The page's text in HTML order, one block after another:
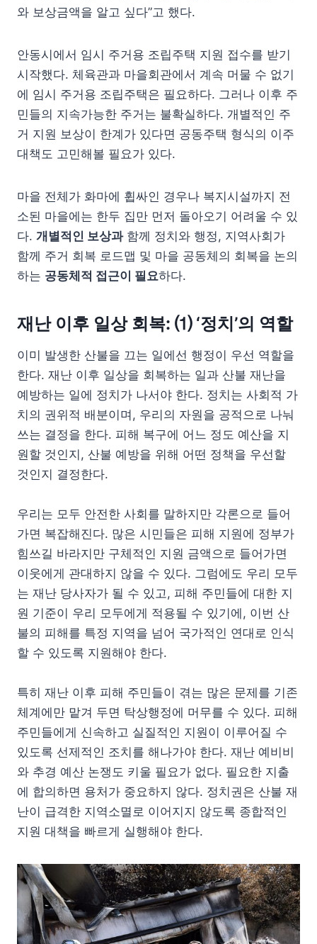
와 보상금액을 알고 싶다”고 했다.
안동시에서 임시 주거용 조립주택 지원 접수를 받기
시작했다. 체육관과 마을회관에서 계속 머물 수 없기
에 임시 주거용 조립주택은 필요하다. 그러나 이후 주
민들의 지속가능한 주거는 불확실하다. 개별적인 주
거 지원 보상이 한계가 있다면 공동주택 형식의 이주
대책도 고민해볼 필요가 있다.
마을 전체가 화마에 휩싸인 경우나 복지시설까지 전
소된 마을에는 한두 집만 먼저 돌아오기 어려울 수 있
다. 개별적인 보상과함께 정치와 행정, 지역사회가
함께 주거 회복 로드맵 및 마을 공동체의 회복을 논의
하는 공동체적 접근이 필요하다.
재난 이후 일상 회복: ⑴ ‘정치’의 역할
이미 발생한 산불을 끄는 일에선 행정이 우선 역할을
한다. 재난 이후 일상을 회복하는 일과 산불 재난을
예방하는 일에 정치가 나서야 한다. 정치는 사회적 가
치의 권위적 배분이며, 우리의 자원을 공적으로 나눠
쓰는 결정을 한다. 피해 복구에 어느 정도 예산을 지
원할 것인지, 산불 예방을 위해 어떤 정책을 우선할
것인지 결정한다.
우리는 모두 안전한 사회를 말하지만 각론으로 들어
가면 복잡해진다. 많은 시민들은 피해 지원에 정부가
힘쓰길 바라지만 구체적인 지원 금액으로 들어가면
이웃에게 관대하지 않을 수 있다. 그럼에도 우리 모두
는 재난 당사자가 될 수 있고, 피해 주민들에 대한 지
원 기준이 우리 모두에게 적용될 수 있기에, 이번 산
불의 피해를 특정 지역을 넘어 국가적인 연대로 인식
할 수 있도록 지원해야 한다.
특히 재난 이후 피해 주민들이 겪는 많은 문제를 기존
체계에만 맡겨 두면 탁상행정에 머무를 수 있다. 피해
주민들에게 신속하고 실질적인 지원이 이루어질 수
있도록 선제적인 조치를 해나가야 한다. 재난 예비비
와 추경 예산 논쟁도 키울 필요가 없다. 필요한 지출
에 합의하면 용처가 중요하지 않다. 정치권은 산불 재
난이 급격한 지역소멸로 이어지지 않도록 종합적인
지원 대책을 빠르게 실행해야 한다.